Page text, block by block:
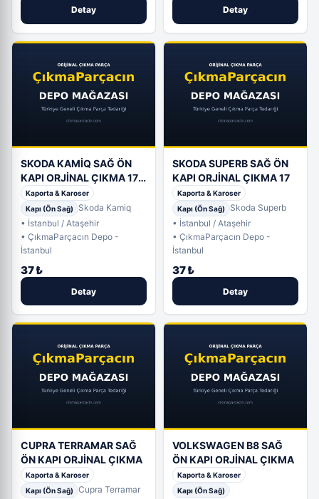
Detay Detay
SKODA KAMİQ SAĞ ÖN
KAPI ORJİNAL ÇIKMA 17-
24Kaporta & Karoser
Kapı (Ön Sağ)
Skoda Kamiq
• İstanbul / Ataşehir
• ÇıkmaParçacın Depo -
İstanbul
37 ₺
Detay
SKODA SUPERB SAĞ ÖN
KAPI ORJİNAL ÇIKMA 17
Kaporta & Karoser
Kapı (Ön Sağ)
Skoda Superb
• İstanbul / Ataşehir
• ÇıkmaParçacın Depo -
İstanbul
37 ₺
Detay
CUPRA TERRAMAR SAĞ
ÖN KAPI ORJİNAL ÇIKMA
Kaporta & Karoser
Kapı (Ön Sağ)
Cupra Terramar
VOLKSWAGEN B8 SAĞ
ÖN KAPI ORJİNAL ÇIKMA
Kaporta & Karoser
Kapı (Ön Sağ)